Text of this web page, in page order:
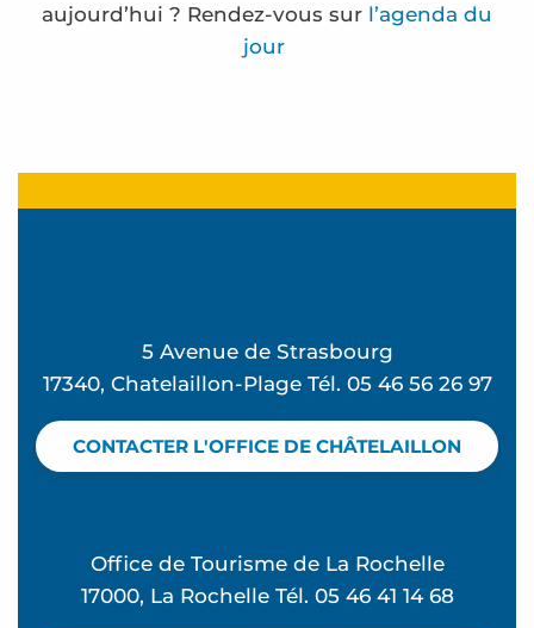
aujourd’hui ? Rendez-vous sur l’agenda du
jour
Frédérique Bernier expose à l'espace Carnot
Visites de sites de compostage partagé en
English for Kids & Teens
Terra Aventura - La Rosière à rosier...
Eglise Sainte Madeleine - Visite audio guidée
5 Avenue de Strasbourg
17340, Chatelaillon-Plage Tél. 05 46 56 26 97
CONTACTER L'OFFICE DE CHÂTELAILLON
Office de Tourisme de La Rochelle
17000, La Rochelle Tél. 05 46 41 14 68